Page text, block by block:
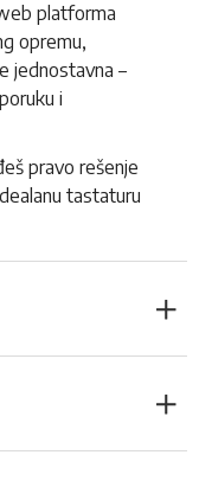
platforma
opremu,
jednostavna –
i
pravo rešenje
tastaturu